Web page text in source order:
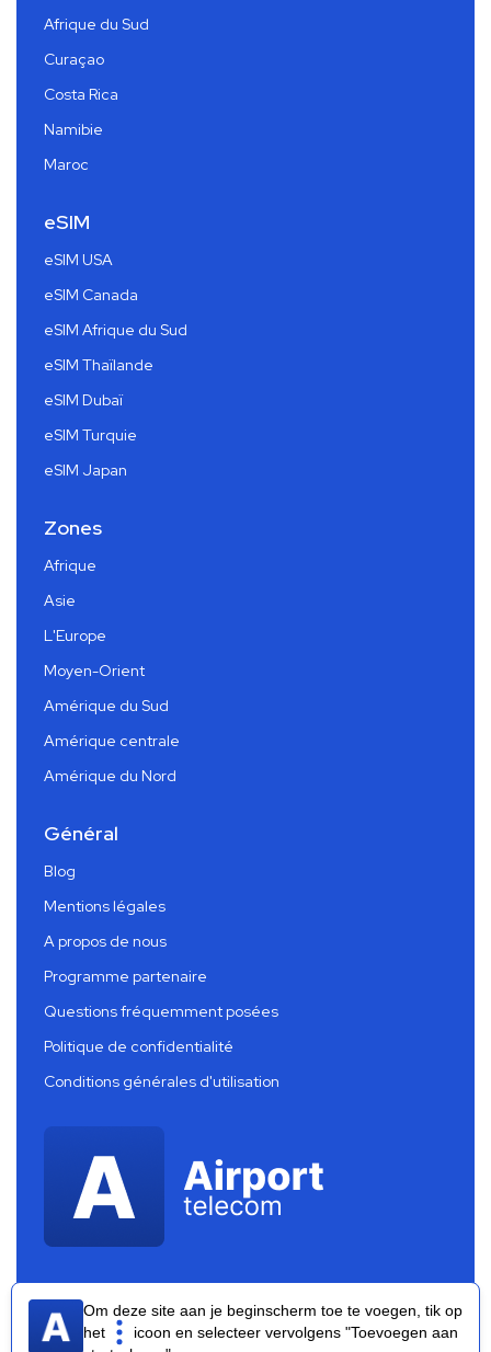
Afrique du Sud
Curaçao
Costa Rica
Namibie
Maroc
eSIM
eSIM USA
eSIM Canada
eSIM Afrique du Sud
eSIM Thaïlande
eSIM Dubaï
eSIM Turquie
eSIM Japan
Zones
Afrique
Asie
L'Europe
Moyen-Orient
Amérique du Sud
Amérique centrale
Amérique du Nord
Général
Blog
Mentions légales
A propos de nous
Programme partenaire
Questions fréquemment posées
Politique de confidentialité
Conditions générales d'utilisation
Om deze site aan je beginscherm toe te voegen, tik op
het
icoon en selecteer vervolgens "Toevoegen aan